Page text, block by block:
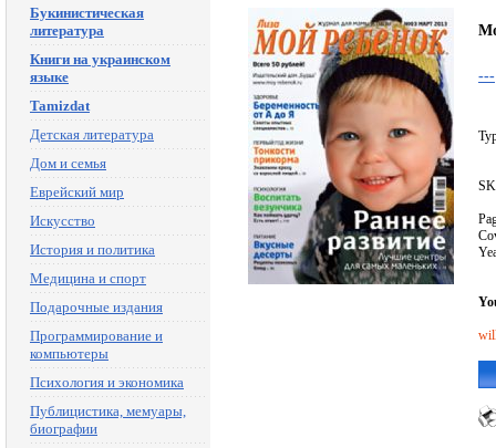
Букинистическая
литература
Книги на украинском
языке
Tamizdat
Детская литература
Дом и семья
Еврейский мир
Искусство
История и политика
Медицина и спорт
Подарочные издания
Программирование и
компьютеры
Психология и экономика
Публицистика, мемуары,
биографии
---